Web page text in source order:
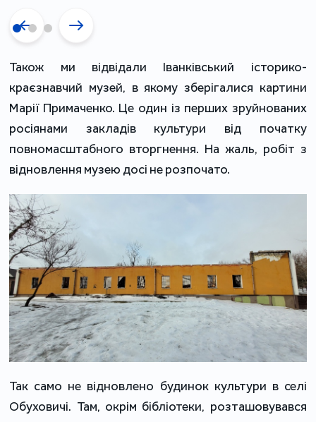
Також ми відвідали Іванківський історико-
краєзнавчий музей, в якому зберігалися картини
Марії Примаченко. Це один із перших зруйнованих
росіянами закладів культури від початку
повномасштабного вторгнення. На жаль, робіт з
відновлення музею досі не розпочато.
Так само не відновлено будинок культури в селі
Обуховичі. Там, окрім бібліотеки, розташовувався